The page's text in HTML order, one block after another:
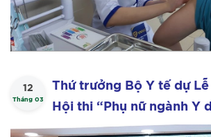
12
Tháng 03
Thứ trưởng Bộ Y tế dự
Hội thi “Phụ nữ ngành Y
chuyên nghiệp, tận tâm”